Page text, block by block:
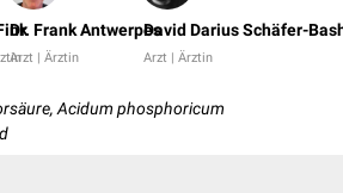
Dr. Frank Antwerpes
Arzt | Ärztin
David Darius Schäfer-
Arzt | Ärztin
Acidum phosphoricum